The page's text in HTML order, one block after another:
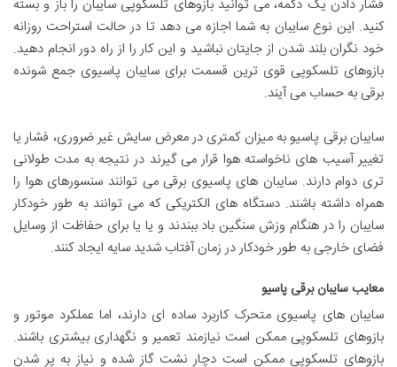
فشار دادن یک دکمه، می توانید بازوهای تلسکوپی سایبان را باز و بسته
کنید. این نوع سایبان به شما اجازه می دهد تا در حالت استراحت روزانه
خود نگران بلند شدن از جایتان نباشید و این کار را از راه دور انجام دهید.
بازوهای تلسکوپی قوی ترین قسمت برای سایبان پاسیوی جمع شونده
برقی به حساب می آیند.
سایبان برقی پاسیو به میزان کمتری در معرض سایش غیر ضروری، فشار یا
تغییر آسیب های ناخواسته هوا قرار می گیرند در نتیجه به مدت طولانی
تری دوام دارند. سایبان های پاسیوی برقی می توانند سنسورهای هوا را
همراه داشته باشند. دستگاه های الکتریکی که می توانند به طور خودکار
سایبان را در هنگام وزش سنگین باد ببندند و یا یا برای حفاظت از وسایل
فضای خارجی به طور خودکار در زمان آفتاب شدید سایه ایجاد کنند.
معایب سایبان برقی پاسیو
سایبان های پاسیوی متحرک کاربرد ساده ای دارند، اما عملکرد موتور و
بازوهای تلسکوپی ممکن است نیازمند تعمیر و نگهداری بیشتری باشند.
بازوهای تلسکوپی ممکن است دچار نشت گاز شده و نیاز به پر شدن